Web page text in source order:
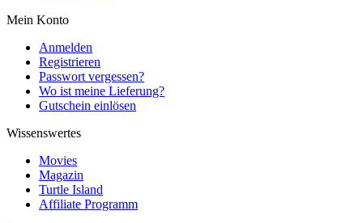
Mein Konto
Anmelden
Registrieren
Passwort vergessen?
Wo ist meine Lieferung?
Gutschein einlösen
Wissenswertes
Movies
Magazin
Turtle Island
Affiliate Programm